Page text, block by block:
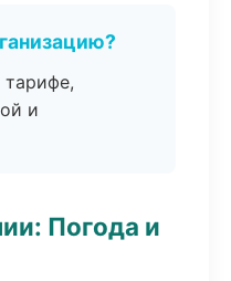
тарифе,
и
Погода и